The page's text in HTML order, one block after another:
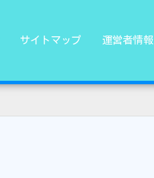
サイトマップ 運営者情報